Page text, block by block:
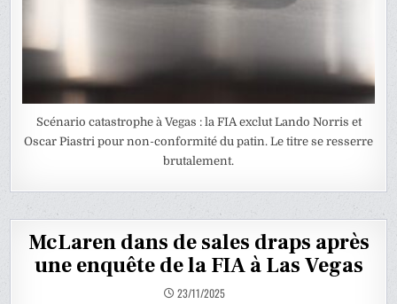
Scénario catastrophe à Vegas : la FIA exclut Lando Norris et
Oscar Piastri pour non-conformité du patin. Le titre se resserre
brutalement.
McLaren dans de sales draps après
une enquête de la FIA à Las Vegas
23/11/2025